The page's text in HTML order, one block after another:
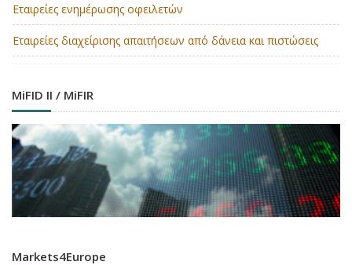
Εταιρείες ενημέρωσης οφειλετών
Εταιρείες διαχείρισης απαιτήσεων από δάνεια και πιστώσεις
MiFID II / MiFIR
Markets4Europe